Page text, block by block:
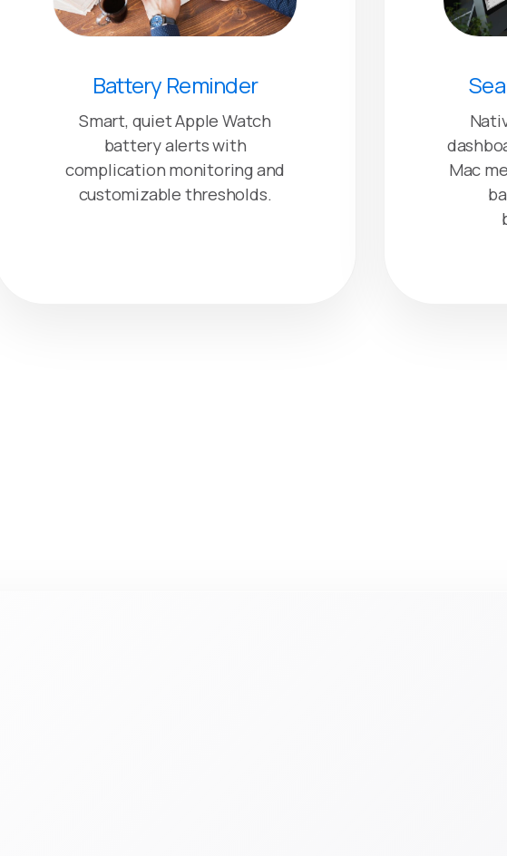
Battery Reminder
Smart, quiet Apple Watch
battery alerts with
complication monitoring and
customizable thresholds.
Mac